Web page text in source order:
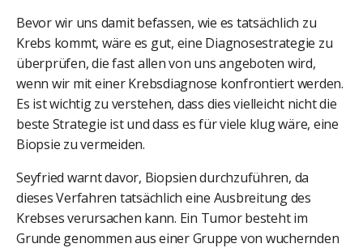
Bevor wir uns damit befassen, wie es tatsächlich zu
Krebs kommt, wäre es gut, eine Diagnosestrategie zu
überprüfen, die fast allen von uns angeboten wird,
wenn wir mit einer Krebsdiagnose konfrontiert werden.
Es ist wichtig zu verstehen, dass dies vielleicht nicht die
beste Strategie ist und dass es für viele klug wäre, eine
Biopsie zu vermeiden.
Seyfried warnt davor, Biopsien durchzuführen, da
dieses Verfahren tatsächlich eine Ausbreitung des
Krebses verursachen kann. Ein Tumor besteht im
Grunde genommen aus einer Gruppe von wuchernden